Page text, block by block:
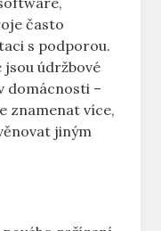
často
s podporou.
jsou údržbové
domácnosti –
znamenat⁤ více,
jiným